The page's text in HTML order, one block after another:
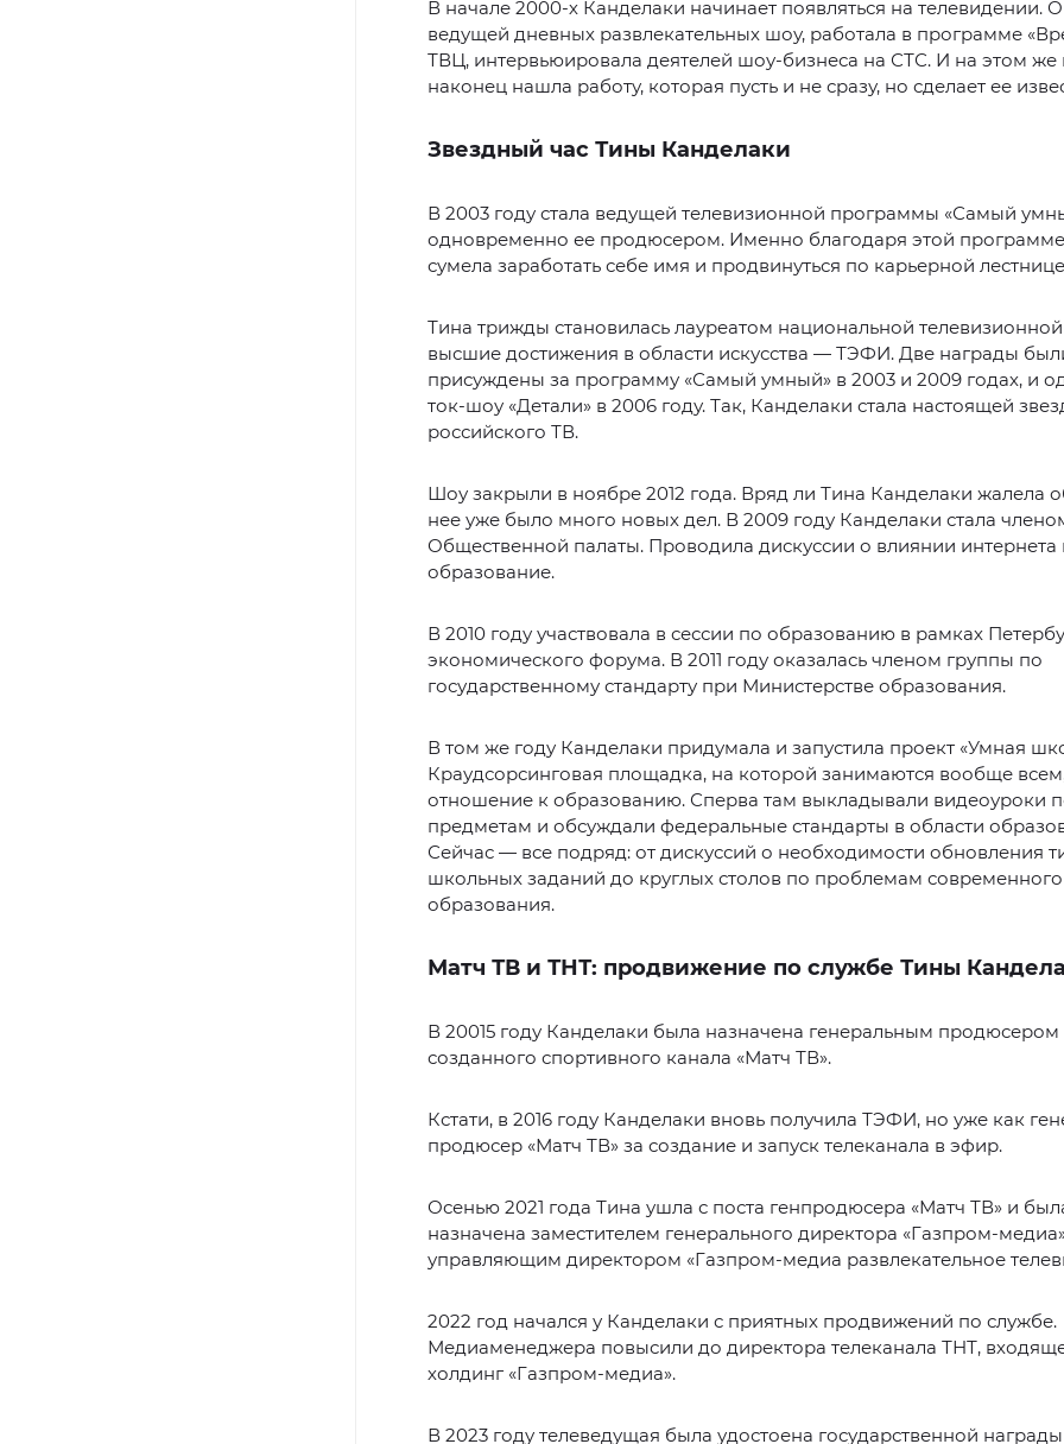
В начале 2000-х Канделаки начинает появляться на телевидении.
ведущей дневных развлекательных шоу, работала в программе
ТВЦ, интервьюировала деятелей шоу-бизнеса на СТС. И на этом же
наконец нашла работу, которая пусть и не сразу, но сделает ее
Звездный час Тины Канделаки
В 2003 году стала ведущей телевизионной программы «Самый
одновременно ее продюсером. Именно благодаря этой
сумела заработать себе имя и продвинуться по карьерной
Тина трижды становилась лауреатом национальной
высшие достижения в области искусства — ТЭФИ. Две награды
присуждены за программу «Самый умный» в 2003 и 2009 годах, и
ток-шоу «Детали» в 2006 году. Так, Канделаки стала настоящей
российского ТВ.
Шоу закрыли в ноябре 2012 года. Вряд ли Тина Канделаки жалела
нее уже было много новых дел. В 2009 году Канделаки стала
Общественной палаты. Проводила дискуссии о влиянии интернета
образование.
В 2010 году участвовала в сессии по образованию в рамках
экономического форума. В 2011 году оказалась членом группы по
государственному стандарту при Министерстве образования.
В том же году Канделаки придумала и запустила проект «Умная
Краудсорсинговая площадка, на которой занимаются вообще
отношение к образованию. Сперва там выкладывали видеоуроки
предметам и обсуждали федеральные стандарты в области
Сейчас — все подряд: от дискуссий о необходимости обновления
школьных заданий до круглых столов по проблемам современного
образования.
Матч ТВ и ТНТ: продвижение по службе Тины
В 20015 году Канделаки была назначена генеральным продюсером
созданного спортивного канала «Матч ТВ».
Кстати, в 2016 году Канделаки вновь получила ТЭФИ, но уже как
продюсер «Матч ТВ» за создание и запуск телеканала в эфир.
Осенью 2021 года Тина ушла с поста генпродюсера «Матч ТВ» и
назначена заместителем генерального директора «Газпром-
управляющим директором «Газпром-медиа развлекательное
2022 год начался у Канделаки с приятных продвижений по службе.
Медиаменеджера повысили до директора телеканала ТНТ,
холдинг «Газпром-медиа».
В 2023 году телеведущая была удостоена государственной